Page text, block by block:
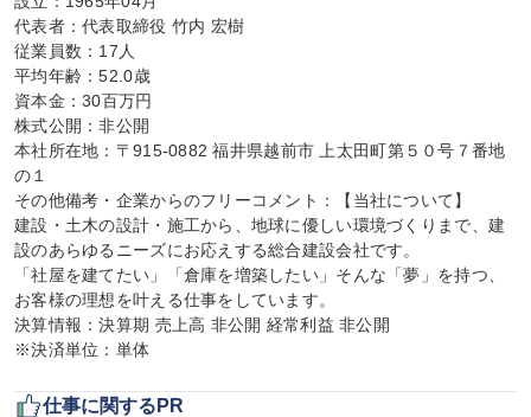
代表者：代表取締役 竹内 宏樹
従業員数：17人
平均年齢：52.0歳
資本金：30百万円
株式公開：非公開
本社所在地：〒915-0882 福井県越前市 上太田町第５０号７番地
の１
その他備考・企業からのフリーコメント：【当社について】
建設・土木の設計・施工から、地球に優しい環境づくりまで、建
設のあらゆるニーズにお応えする総合建設会社です。
「社屋を建てたい」「倉庫を増築したい」そんな「夢」を持つ、
お客様の理想を叶える仕事をしています。
決算情報：決算期 売上高 非公開 経常利益 非公開
※決済単位：単体
仕事に関するPR